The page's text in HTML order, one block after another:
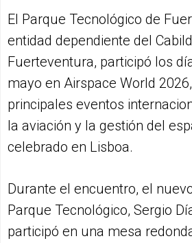
El Parque Tecnológico de
entidad dependiente del
Fuerteventura, participó los
mayo en Airspace World
principales eventos
la aviación y la gestión del
celebrado en Lisboa.
Durante el encuentro, el
Parque Tecnológico, Sergio
participó en una mesa